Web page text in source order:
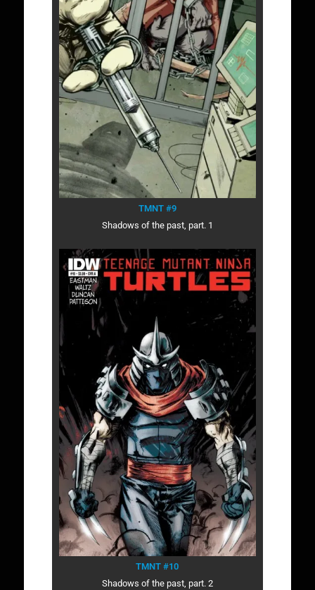
TMNT #9
Shadows of the past, part. 1
TMNT #10
Shadows of the past, part. 2